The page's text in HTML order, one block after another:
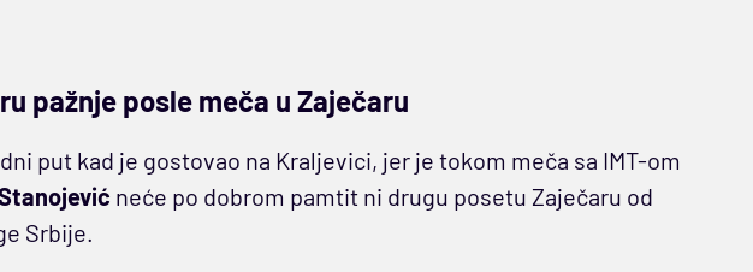
pažnje posle meča u Zaječaru
put kad je gostovao na Kraljevici, jer je tokom meča sa IMT-om
neće po dobrom pamtit ni drugu posetu Zaječaru od
Srbije.